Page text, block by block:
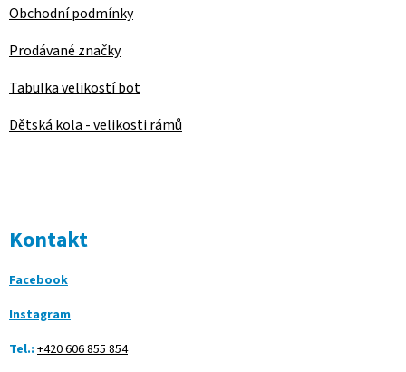
Obchodní podmínky
Prodávané značky
Tabulka velikostí bot
Dětská kola - velikosti rámů
Kontakt
Facebook
Instagram
Tel.: +420 606 855 854